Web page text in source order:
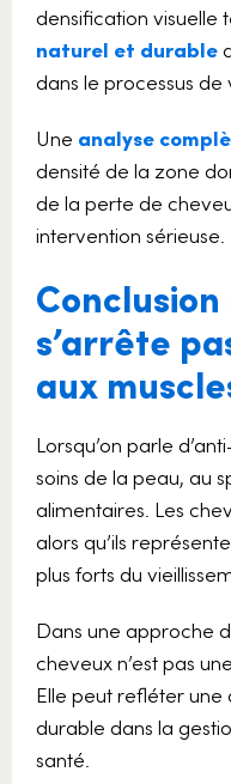
densification visuelle
naturel et durable
dans le processus de
Une analyse
densité de la zone
de la perte de
intervention sérieuse.
s’arrête
aux
Lorsqu’on parle
soins de la peau, au
alimentaires. Les
alors qu’ils
plus forts du
Dans une approche
cheveux n’est pas
Elle peut refléter
durable dans la
santé.